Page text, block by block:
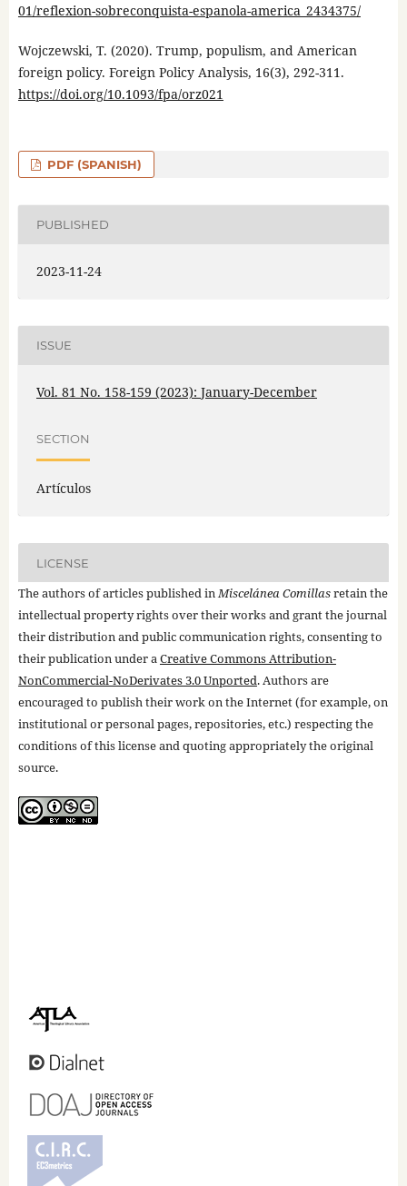
01/reflexion-sobreconquista-espanola-america_2434375/
Wojczewski, T. (2020). Trump, populism, and American
foreign policy. Foreign Policy Analysis, 16(3), 292-311.
https://doi.org/10.1093/fpa/orz021
PDF (SPANISH)
PUBLISHED
2023-11-24
ISSUE
Vol. 81 No. 158-159 (2023): January-December
SECTION
Artículos
LICENSE
The authors of articles published inMiscelánea Comillasretain the
intellectual property rights over their works and grant the journal
their distribution and public communication rights, consenting to
their publication under aCreative Commons Attribution-
NonCommercial-NoDerivates 3.0 Unported. Authors are
encouraged to publish their work on the Internet (for example, on
institutional or personal pages, repositories, etc.) respecting the
conditions of this license and quoting appropriately the original
source.